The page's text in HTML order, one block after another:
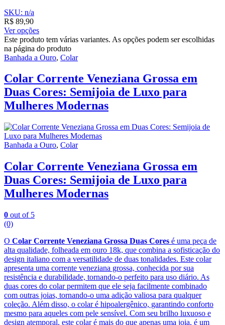
SKU: n/a
R$ 89,90
Ver opções
Este produto tem várias variantes. As opções podem ser escolhidas
na página do produto
Banhada a Ouro, Colar
Colar Corrente Veneziana Grossa em
Duas Cores: Semijoia de Luxo para
Mulheres Modernas
Banhada a Ouro, Colar
Colar Corrente Veneziana Grossa em
Duas Cores: Semijoia de Luxo para
Mulheres Modernas
0 out of 5
(0)
O Colar Corrente Veneziana Grossa Duas Cores é uma peça de
alta qualidade, folheada em ouro 18k, que combina a sofisticação do
design italiano com a versatilidade de duas tonalidades. Este colar
apresenta uma corrente veneziana grossa, conhecida por sua
resistência e durabilidade, tornando-o perfeito para uso diário. As
duas cores do colar permitem que ele seja facilmente combinado
com outras joias, tornando-o uma adição valiosa para qualquer
coleção. Além disso, o colar é hipoalergênico, garantindo conforto
mesmo para aqueles com pele sensível. Com seu brilho luxuoso e
design atemporal, este colar é mais do que apenas uma joia, é um